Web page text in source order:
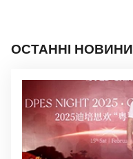
ОСТАННІ НОВИНИ